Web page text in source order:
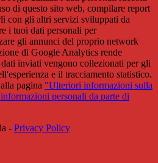
di questo sito web, compilare report
con gli altri servizi sviluppati da
i tuoi dati personali per
gli annunci del proprio network
di Google Analytics rende
inviati vengono collezionati per gli
e il tracciamento statistico.
pagina "Ulteriori informazioni sulla
personali da parte di
- Privacy Policy